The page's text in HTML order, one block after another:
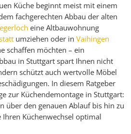
Küche beginnt meist mit einem
fachgerechten Abbau der alten
eine Altbauwohnung
umziehen oder in Vaihingen
schaffen möchten – ein
in Stuttgart spart Ihnen nicht
schützt auch wertvolle Möbel
In diesem Ratgeber
zur Küchendemontage in Stuttgart:
über den genauen Ablauf bis hin zu
Küchenwechsel optimal